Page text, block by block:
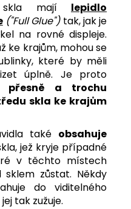
skla mají lepidlo
("Full Glue")tak, jak je
na rovné displeje.
ke krajům, mohou se
které by měli
úplně. Je proto
přesně a trochu
skla ke krajům
také obsahuje
jež kryje případné
v těchto místech
zůstat. Někdy
do viditelného
tak zužuje.